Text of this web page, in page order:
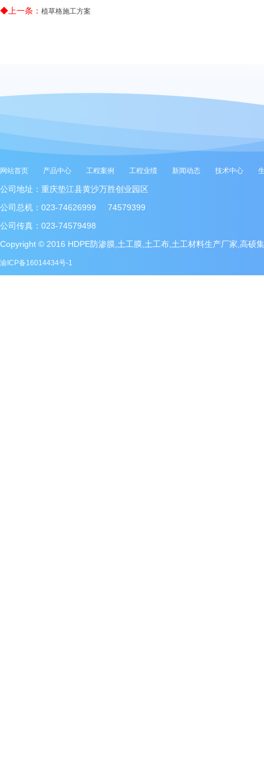
◆上一条： 植草格施工方案
网站首页 产品中心 工程案例 工程业绩 新闻动态 技术中心
公司地址：重庆垫江县黄沙万胜创业园区
公司总机：023-74626999 74579399
公司传真：023-74579498
Copyright © 2016 HDPE防渗膜,土工膜,土工布,土工材料生产厂家,高硕
渝ICP备16014434号-1